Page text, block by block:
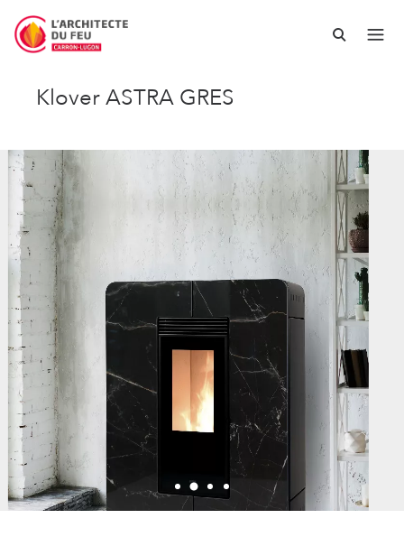
Klover ASTRA GRES